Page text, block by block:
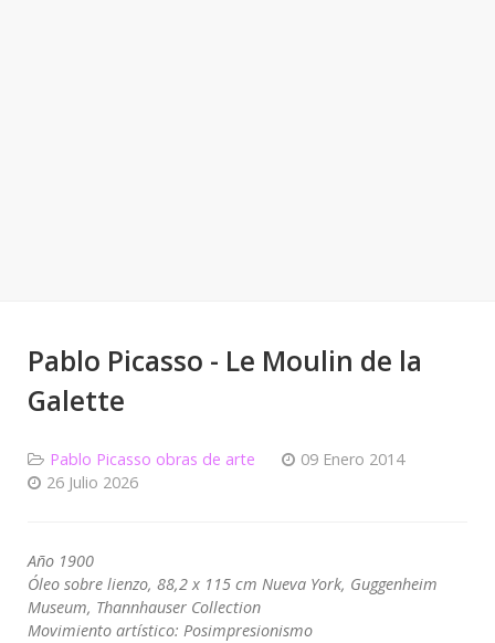
Pablo Picasso - Le Moulin de la
Galette
Pablo Picasso obras de arte
09 Enero 2014
26 Julio 2026
Año 1900
Óleo sobre lienzo, 88,2 x 115 cm Nueva York, Guggenheim
Museum, Thannhauser Collection
Movimiento artístico: Posimpresionismo